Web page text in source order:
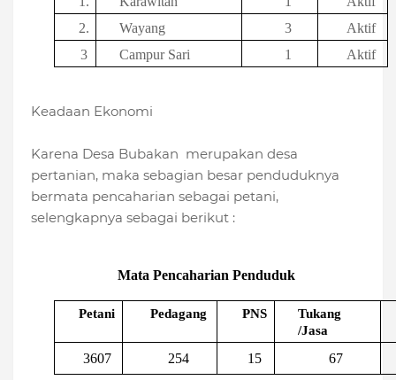
2.
Wayang 3
Aktif
3
Campur Sari 1 Aktif
Keadaan Ekonomi
Karena Desa Bubakan merupakan desa
pertanian, maka sebagian besar penduduknya
bermata pencaharian sebagai petani,
selengkapnya sebagai berikut :
Mata Pencaharian Penduduk
Petani Pedagang PNS
Tukang
/Jasa
3607 254 15 67